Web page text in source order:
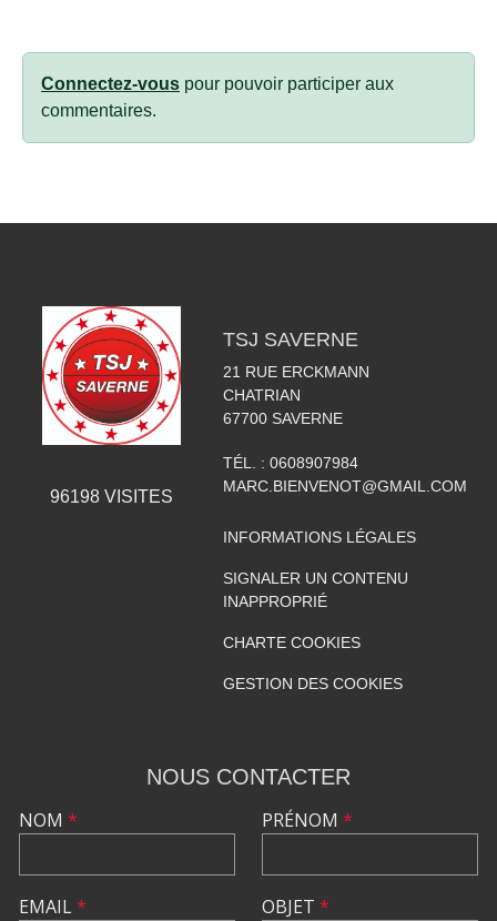
Connectez-vous pour pouvoir participer aux
commentaires.
96198VISITES
TSJ SAVERNE
21 RUE ERCKMANN
CHATRIAN
67700 SAVERNE
TÉL. : 0608907984
MARC.BIENVENOT@GMAIL.COM
INFORMATIONS LÉGALES
SIGNALER UN CONTENU
INAPPROPRIÉ
CHARTE COOKIES
GESTION DES COOKIES
NOUS CONTACTER
NOM *
EMAIL*
PRÉNOM *
OBJET *